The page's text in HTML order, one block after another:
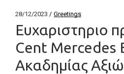
28/12/2023 Greetings
Ευχαριστηριο
Cent Mercedes
Ακαδημίας